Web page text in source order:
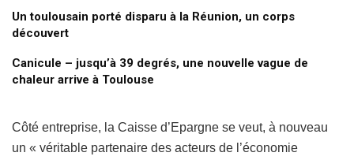
Un toulousain porté disparu à la Réunion, un corps
découvert
Canicule – jusqu’à 39 degrés, une nouvelle vague de
chaleur arrive à Toulouse
Côté entreprise, la Caisse d’Epargne se veut, à nouveau
un « véritable partenaire des acteurs de l’économie